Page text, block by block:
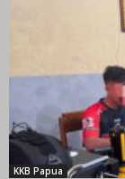
KKB Papua